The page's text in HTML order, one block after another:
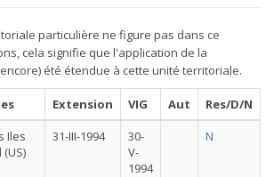
particulière ne figure pas dans ce
cela signifie que l'application de la
été étendue à cette unité territoriale.
Extension VIG Aut
Res/D/N
Iles
31-III-1994
30-
V-
1994
N